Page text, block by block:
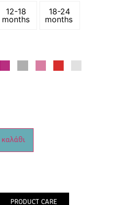
12-18
months
18-24
months
PRODUCT CARE